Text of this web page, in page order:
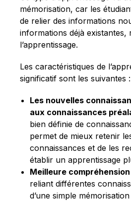
mémorisation, car les
de relier des informations
informations déjà existantes,
l’apprentissage.
Les caractéristiques de
significatif sont les suivantes :
Les nouvelles
aux connaissances
bien définie de
permet de mieux retenir
connaissances et de les
établir un apprentissage
Meilleure
reliant différentes
d’une simple